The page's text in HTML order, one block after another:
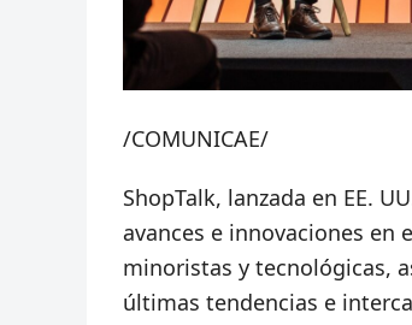
/COMUNICAE/
ShopTalk, lanzada en EE.
avances e innovaciones en
minoristas y tecnológicas,
últimas tendencias e